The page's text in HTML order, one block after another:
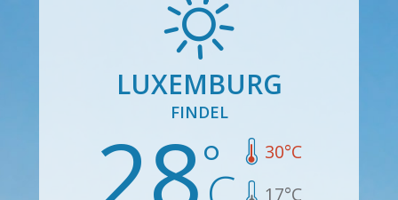
LUXEMBURG
FINDEL
30°C
17°C